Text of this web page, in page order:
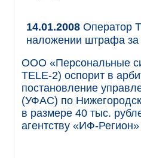
14.01.2008 Оператор
наложении штрафа за
ООО «Персональные
TELE-2) оспорит в
постановление
(УФАС) по
в размере 40 тыс.
агентству «ИФ-